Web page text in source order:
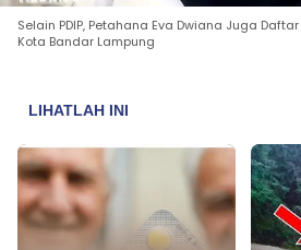
Selain PDIP, Petahana Eva Dwiana Juga
Kota Bandar Lampung